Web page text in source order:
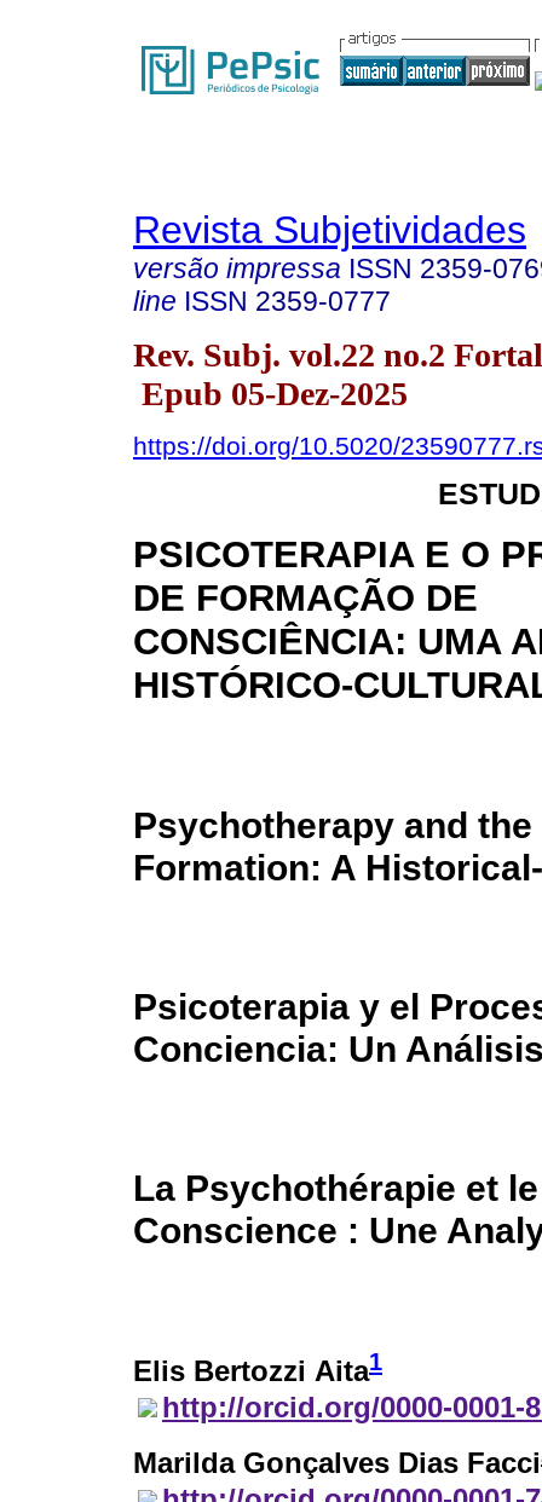
Revista Subjetividades
versão impressa ISSN 2359-
line ISSN 2359-0777
Rev. Subj. vol.22 no.2
Epub 05-Dez-2025
https://doi.org/10.5020/
PSICOTERAPIA E O
DE FORMAÇÃO DE
CONSCIÊNCIA: UMA
HISTÓRICO-
Psychotherapy and
Formation: A
Psicoterapia y el
Conciencia: Un
La Psychothérapie et
Conscience : Une
Elis Bertozzi Aita1
http://orcid.org/0000-0001-
Marilda Gonçalves Dias Facci